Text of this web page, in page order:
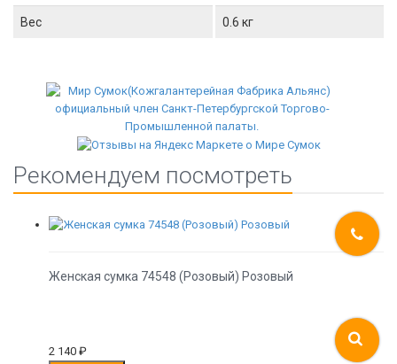
Вес 0.6 кг
Рекомендуем посмотреть
Женская сумка 74548 (Розовый) Розовый
2 140 ₽